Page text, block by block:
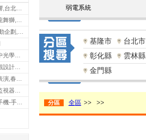
尚益燈光音響-燈光音響,台北燈光音響,台北燈光音響出租
同仁堂國術獅藝館-舞龍舞獅,台中舞龍舞獅
奇蹟娛樂樂團–樂團活動企劃,台中樂團表演,台中婚禮樂團
微展光電有限公司-台中光學鍍膜,optical filter taiwan,台灣光學鍍膜
佳岳景觀有限公司-景觀設計公司,台北景觀設計,台北景觀工程,中山區景觀設計
天創娛樂工作室-尾牙表演,春酒表演,板橋尾牙表演
昌全監視器有限公司-監視器安裝,高雄監視器安裝,鳳山區監視器安裝
李克手機-給您便宜好手機-手機收購,屏東手機收購
弱電系統
基隆市
台北市
彰化縣
雲林縣
金門縣
分區 全區 >> >>